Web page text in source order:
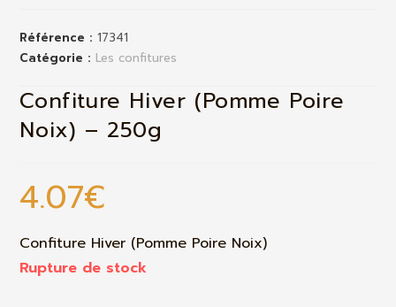
Référence :17341
Catégorie : Les confitures
Confiture Hiver (Pomme Poire
Noix) – 250g
4.07€
Confiture Hiver (Pomme Poire Noix)
Rupture de stock